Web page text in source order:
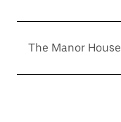
The Manor House